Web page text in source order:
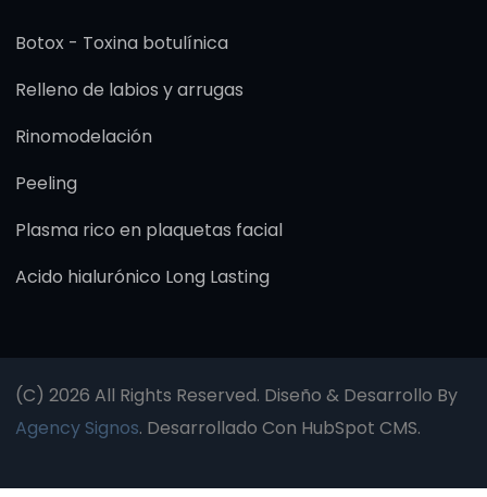
Botox - Toxina botulínica
Relleno de labios y arrugas
Rinomodelación
Peeling
Plasma rico en plaquetas facial
Acido hialurónico Long Lasting
(c) 2026 All Rights Reserved. Diseño & Desarrollo By
Agency Signos. Desarrollado Con HubSpot CMS.